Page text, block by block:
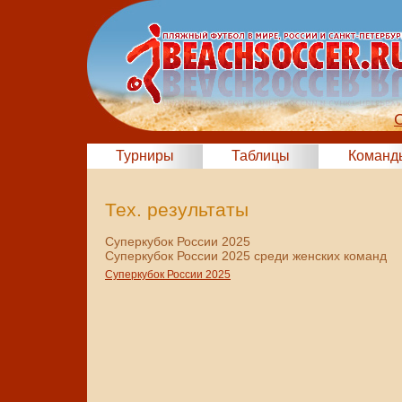
Турниры Таблицы
Тех. результаты
Суперкубок России 2025
Суперкубок России 2025 среди женских команд
Суперкубок России 2025